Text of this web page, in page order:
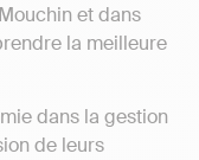
et dans
la meilleure
dans la gestion
de leurs